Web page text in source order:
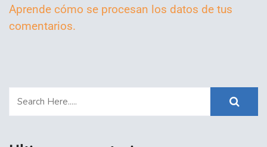
Aprende cómo se procesan los datos de tus
comentarios.